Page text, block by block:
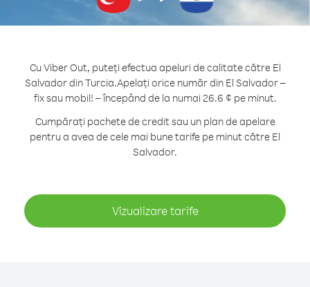
Cu Viber Out, puteți efectua apeluri de calitate către El
Salvador din Turcia.Apelați orice număr din El Salvador –
fix sau mobil! – începând de la numai 26.6 ¢ pe minut.
Cumpărați pachete de credit sau un plan de apelare
pentru a avea de cele mai bune tarife pe minut către El
Salvador.
Vizualizare tarife